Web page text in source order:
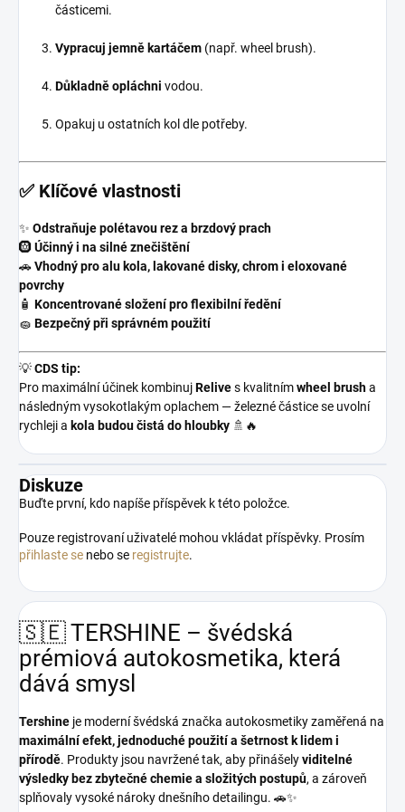
částicemi.
Vypracuj jemně kartáčem (např. wheel brush).
Důkladně opláchni vodou.
Opakuj u ostatních kol dle potřeby.
✅ Klíčové vlastnosti
✨ Odstraňuje polétavou rez a brzdový prach
🛞Účinný i na silné znečištění
🚗Vhodný pro alu kola, lakované disky, chrom i eloxované
povrchy
🧴 Koncentrované složení pro flexibilní ředění
🧽 Bezpečný při správném použití
💡CDS tip:
Pro maximální účinek kombinujRelives kvalitnímwheel brusha
následným vysokotlakým oplachem — železné částice se uvolní
rychleji a kola budou čistá do hloubky 🚿🔥
Diskuze
Buďte první, kdo napíše příspěvek k této položce.
Pouze registrovaní uživatelé mohou vkládat příspěvky. Prosím
přihlaste se nebo se registrujte.
🇸🇪 TERSHINE – švédská
prémiová autokosmetika, která
dává smysl
Tershine je moderní švédská značka autokosmetiky zaměřená na
maximální efekt, jednoduché použití a šetrnost k lidem i
přírodě. Produkty jsou navržené tak, aby přinášelyviditelné
výsledky bez zbytečné chemie a složitých postupů, a zároveň
splňovaly vysoké nároky dnešního detailingu. 🚗✨